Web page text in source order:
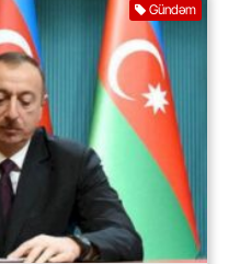
Gündəm